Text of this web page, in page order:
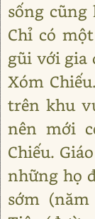
sống cũng
Chỉ có
gũi với gia
Xóm
trên khu
nên mới
Chiếu.
những họ
sớm